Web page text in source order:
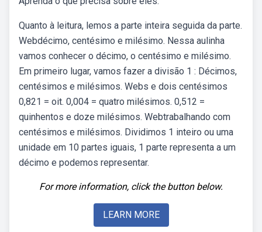
Quanto à leitura, lemos a parte inteira seguida da parte.
Webdécimo, centésimo e milésimo. Nessa aulinha
vamos conhecer o décimo, o centésimo e milésimo.
Em primeiro lugar, vamos fazer a divisão 1 : Décimos,
centésimos e milésimos. Webs e dois centésimos
0,821 = oit. 0,004 = quatro milésimos. 0,512 =
quinhentos e doze milésimos. Webtrabalhando com
centésimos e milésimos. Dividimos 1 inteiro ou uma
unidade em 10 partes iguais, 1 parte representa a um
décimo e podemos representar.
For more information, click the button below.
LEARN MORE